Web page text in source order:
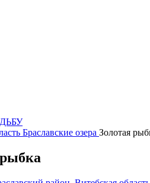
Браславские озера Золотая